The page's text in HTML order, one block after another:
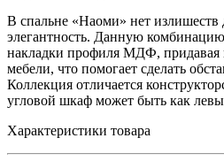
В спальне «Наоми» нет излишеств
элегантность. Данную
накладки профиля МДФ, придавая
мебели, что помогает сделать
Коллекция отличается
угловой шкаф может быть как
Характеристики товара